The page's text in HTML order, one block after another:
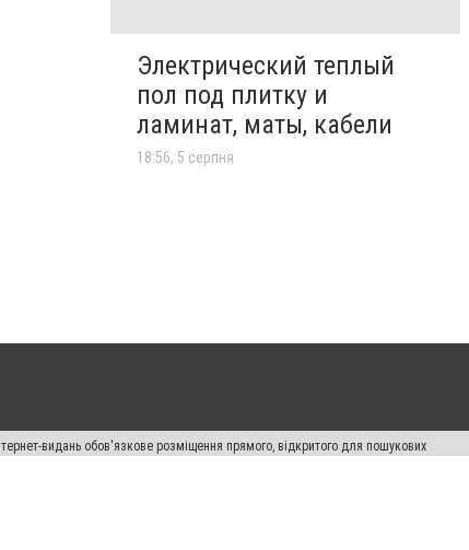
Электрический теплый
пол под плитку и
ламинат, маты, кабели
18:56, 5 серпня
видань обов'язкове розміщення прямого, відкритого для пошукових